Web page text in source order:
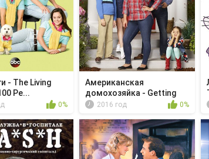
- The Living
Pe...
0%
Американская
домохозяйка - Getting
Fr...2016 год 0%